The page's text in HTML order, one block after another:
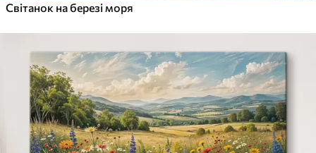
Світанок на березі моря